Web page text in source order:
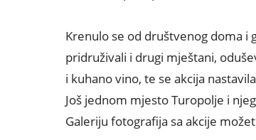
Krenulo se od društvenog doma i
pridruživali i drugi mještani,
i kuhano vino, te se akcija
Još jednom mjesto Turopolje i
Galeriju fotografija sa akcije